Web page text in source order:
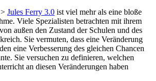
Jules Ferry 3.0 ist viel mehr als eine bloße
Viele Spezialisten betrachten mit ihrem
außen den Zustand der Schulen und des
Sie vermuten, dass eine Veränderung
eine Verbesserung des gleichen Chancen
Sie versuchen zu definieren, welchen
an diesen Veränderungen haben